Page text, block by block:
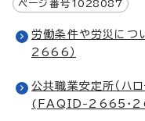
ページ番号 1028087
労働条件や労災に
2666）
公共職業安定所（ハロ
(FAQID-2665・